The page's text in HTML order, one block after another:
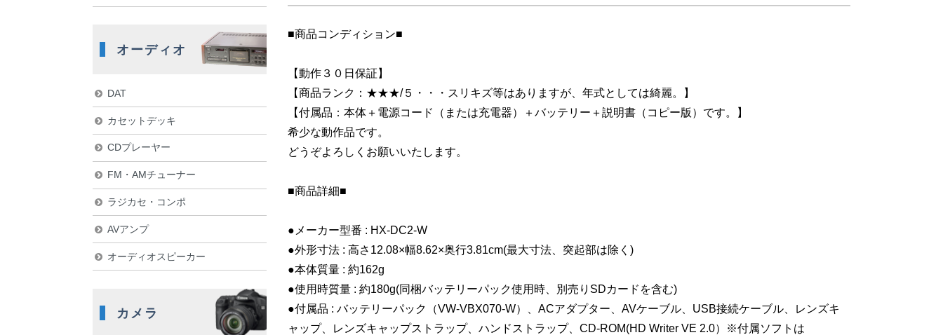
■商品コンディション■
【動作３０日保証】
【商品ランク：★★★/５・・・スリキズ等はありますが、年式としては綺麗。】
【付属品：本体＋電源コード（または充電器）＋バッテリー＋説明書（コピー版）です。】
希少な動作品です。
どうぞよろしくお願いいたします。
■商品詳細■
●メーカー型番 : HX-DC2-W
●外形寸法 : 高さ12.08×幅8.62×奥行3.81cm(最大寸法、突起部は除く)
●本体質量 : 約162g
●使用時質量 : 約180g(同梱バッテリーパック使用時、別売りSDカードを含む)
●付属品 : バッテリーパック（VW-VBX070-W）、ACアダプター、AVケーブル、USB接続ケーブル、レンズキ
ャップ、レンズキャップストラップ、ハンドストラップ、CD-ROM(HD Writer VE 2.0）※付属ソフトは
オーディオ
DAT
カセットデッキ
CDプレーヤー
FM・AMチューナー
ラジカセ・コンポ
AVアンプ
オーディオスピーカー
カメラ